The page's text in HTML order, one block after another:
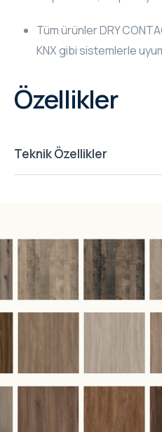
Tüm ürünler DRY
KNX gibi sistemlerle
Özellikler
Teknik Özellikler